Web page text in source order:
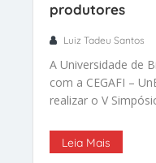
produtores
Luiz Tadeu Santos
A Universidade de
com a CEGAFI –
realizar o V
2025, em Brasília/
programação
Leia Mais